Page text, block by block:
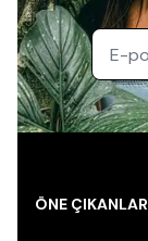
ÖNE ÇIKANLAR